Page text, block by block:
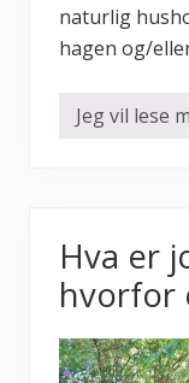
s
o
u
n
naturlig
hagen og/
1
s
j
o
n
e
r
a
Jeg vil lese
Hva er
hvorfor